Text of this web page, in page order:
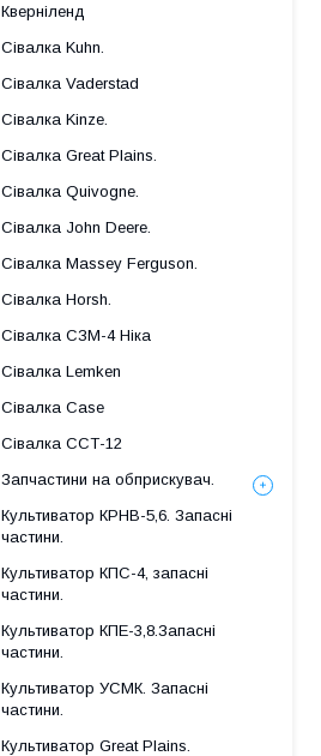
Кверніленд
Сівалка Kuhn.
Сівалка Vaderstad
Сівалка Kinze.
Сівалка Great Plains.
Сівалка Quivogne.
Сівалка John Deere.
Сівалка Massey Ferguson.
Сівалка Horsh.
Сівалка СЗМ-4 Ніка
Сівалка Lemken
Сівалка Case
Сівалка ССТ-12
Запчастини на обприскувач.
Культиватор КРНВ-5,6. Запасні
частини.
Культиватор КПС-4, запасні
частини.
Культиватор КПЕ-3,8.Запасні
частини.
Культиватор УСМК. Запасні
частини.
Культиватор Great Plains.